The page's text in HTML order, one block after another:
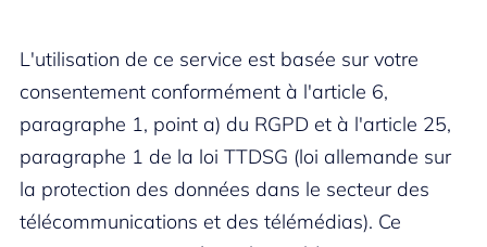
L'utilisation de ce service est basée sur votre
consentement conformément à l'article 6,
paragraphe 1, point a) du RGPD et à l'article 25,
paragraphe 1 de la loi TTDSG (loi allemande sur
la protection des données dans le secteur des
télécommunications et des télémédias). Ce